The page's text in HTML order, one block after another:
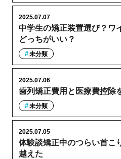
中学生の矯正装置選び？ワ
どっちがいい？
2025.07.07
未分類
歯列矯正費用と医療費控除
2025.07.06
未分類
体験談矯正中のつらい首こ
越えた
2025.07.05